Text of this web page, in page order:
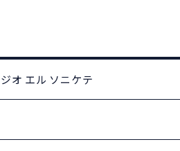
オ エル ソニケテ